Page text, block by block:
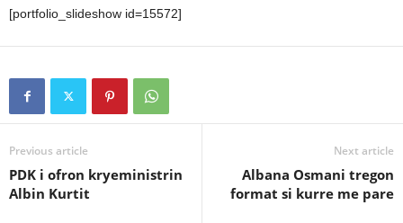
[portfolio_slideshow id=15572]
Previous article
PDK i ofron kryeministrin
Albin Kurtit
Next article
Albana Osmani tregon
format si kurre me pare